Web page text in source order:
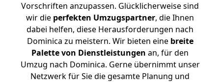
Vorschriften anzupassen. Glücklicherweise sind
wir die perfekten Umzugspartner, die Ihnen
dabei helfen, diese Herausforderungen nach
Dominica zu meistern. Wir bieten eine breite
Palette von Dienstleistungen an, für den
Umzug nach Dominica. Gerne übernimmt unser
Netzwerk für Sie die gesamte Planung und